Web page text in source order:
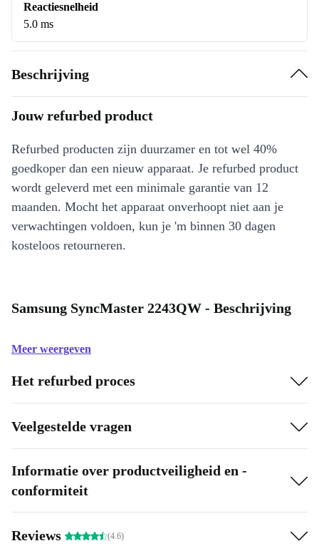
Reactiesnelheid
5.0 ms
Beschrijving
Jouw refurbed product
Refurbed producten zijn duurzamer en tot wel 40%
goedkoper dan een nieuw apparaat. Je refurbed product
wordt geleverd met een minimale garantie van 12
maanden. Mocht het apparaat onverhoopt niet aan je
verwachtingen voldoen, kun je 'm binnen 30 dagen
kosteloos retourneren.
Samsung SyncMaster 2243QW - Beschrijving
Meer weergeven
Het refurbed proces
Veelgestelde vragen
Informatie over productveiligheid en -
conformiteit
Reviews (4.6)